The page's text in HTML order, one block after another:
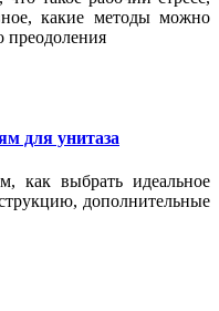
какие методы можно
преодоления
для унитаза
как выбрать идеальное
дополнительные